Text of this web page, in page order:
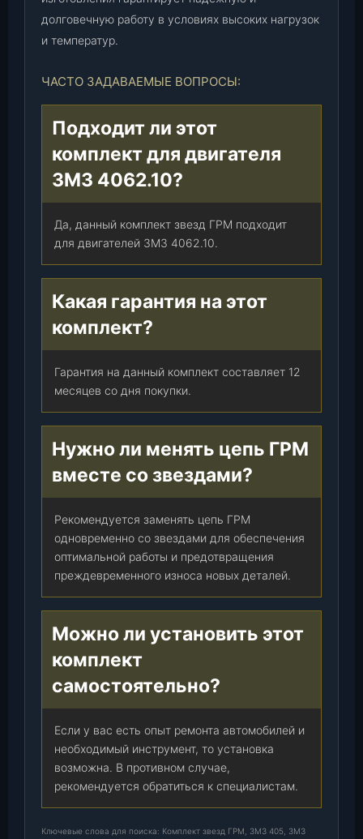
долговечную работу в условиях высоких нагрузок
и температур.
ЧАСТО ЗАДАВАЕМЫЕ ВОПРОСЫ:
Подходит ли этот
комплект для двигателя
ЗМЗ 4062.10?
Да, данный комплект звезд ГРМ подходит
для двигателей ЗМЗ 4062.10.
Какая гарантия на этот
комплект?
Гарантия на данный комплект составляет 12
месяцев со дня покупки.
Нужно ли менять цепь ГРМ
вместе со звездами?
Рекомендуется заменять цепь ГРМ
одновременно со звездами для обеспечения
оптимальной работы и предотвращения
преждевременного износа новых деталей.
Можно ли установить этот
комплект
самостоятельно?
Если у вас есть опыт ремонта автомобилей и
необходимый инструмент, то установка
возможна. В противном случае,
рекомендуется обратиться к специалистам.
Ключевые слова для поиска: Комплект звезд ГРМ, ЗМЗ 405, ЗМЗ